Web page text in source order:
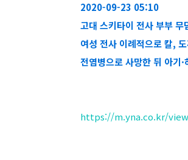
2020-09-23 05:10
고대 스키타이 전사 부부 무
여성 전사 이례적으로 칼,
전염병으로 사망한 뒤 아기
https://m.yna.co.kr/view/